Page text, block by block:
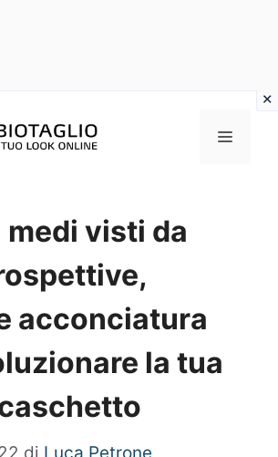
Menu
medi visti da
acconciatura
la tua
di Luca Petrone